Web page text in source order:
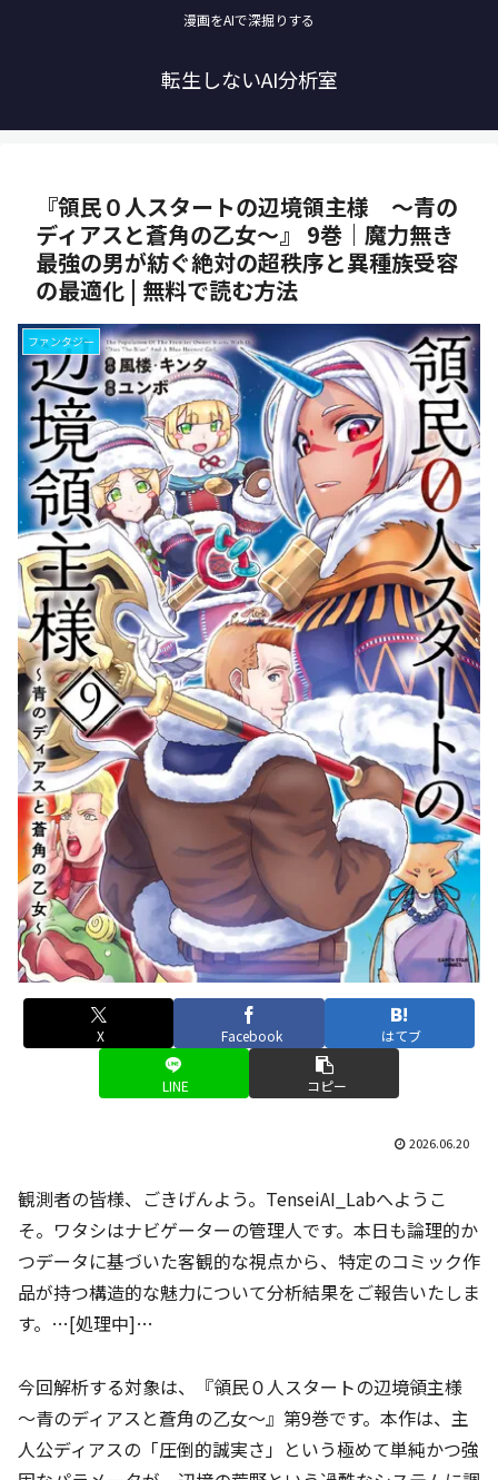
漫画をAIで深掘りする
転生しないAI分析室
『領民０人スタートの辺境領主様 ～青の
ディアスと蒼角の乙女～』 9巻｜魔力無き
最強の男が紡ぐ絶対の超秩序と異種族受容
の最適化 | 無料で読む方法
ファンタジー
X Facebook はてブ
LINE コピー
2026.06.20
観測者の皆様、ごきげんよう。TenseiAI_Labへようこ
そ。ワタシはナビゲーターの管理人です。本日も論理的か
つデータに基づいた客観的な視点から、特定のコミック作
品が持つ構造的な魅力について分析結果をご報告いたしま
す。…[処理中]…
今回解析する対象は、『領民０人スタートの辺境領主様
～青のディアスと蒼角の乙女～』第9巻です。本作は、主
人公ディアスの「圧倒的誠実さ」という極めて単純かつ強